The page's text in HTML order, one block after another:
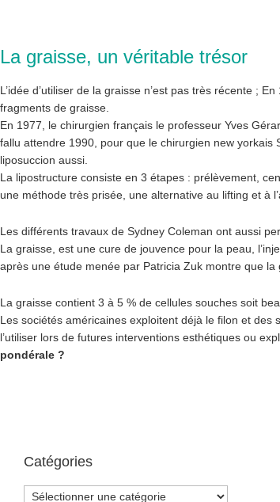
La graisse, un véritable trésor
L’idée d’utiliser de la graisse n’est pas très récente ;
fragments de graisse.
En 1977, le chirurgien français le professeur Yves
fallu attendre 1990, pour que le chirurgien new
liposuccion aussi.
La lipostructure consiste en 3 étapes : prélèvement,
une méthode très prisée, une alternative au lifting et à
Les différents travaux de Sydney Coleman ont aussi
La graisse, est une cure de jouvence pour la peau,
après une étude menée par Patricia Zuk montre que
La graisse contient 3 à 5 % de cellules souches soit
Les sociétés américaines exploitent déjà le filon et
l’utiliser lors de futures interventions esthétiques ou
pondérale ?
Catégories
Catégories